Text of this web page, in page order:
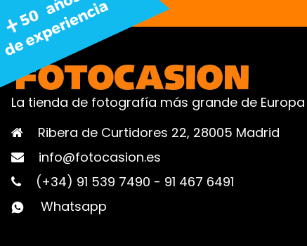
La tienda de fotografía más grande de Europa
Ribera de Curtidores 22, 28005 Madrid
info@fotocasion.es
(+34) 91 539 7490 - 91 467 6491
Whatsapp